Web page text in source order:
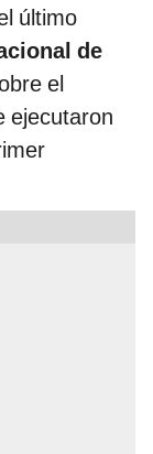
último
de
el
ejecutaron